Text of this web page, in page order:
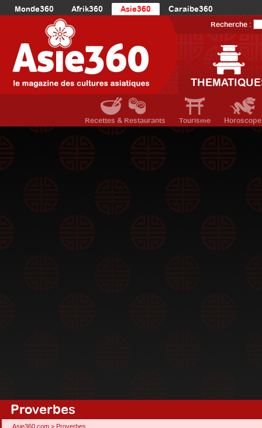
Monde360 Afrik360 Asie360
Caraibe360
Europe360
AmériqueDuNord360
Océanie360
Recherche :
Recettes & Restaurants Tourisme Horoscope
Proverbes
Asie360.com > Proverbes